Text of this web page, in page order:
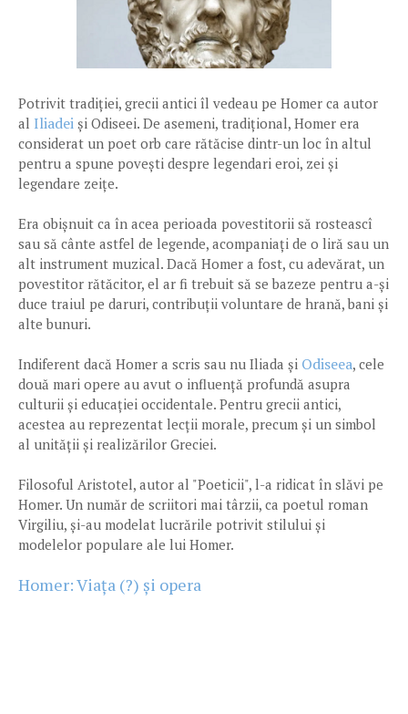
Potrivit tradiției, grecii antici îl vedeau pe Homer ca autor
al Iliadei și Odiseei. De asemeni, tradițional, Homer era
considerat un poet orb care rătăcise dintr-un loc în altul
pentru a spune povești despre legendari eroi, zei și
legendare zeițe.
Era obișnuit ca în acea perioada povestitorii să rosteascî
sau să cânte astfel de legende, acompaniați de o liră sau un
alt instrument muzical. Dacă Homer a fost, cu adevărat, un
povestitor rătăcitor, el ar fi trebuit să se bazeze pentru a-și
duce traiul pe daruri, contribuții voluntare de hrană, bani și
alte bunuri.
Indiferent dacă Homer a scris sau nu Iliada și Odiseea, cele
două mari opere au avut o influență profundă asupra
culturii și educației occidentale. Pentru grecii antici,
acestea au reprezentat lecții morale, precum și un simbol
al unității și realizărilor Greciei.
Filosoful Aristotel, autor al "Poeticii", l-a ridicat în slăvi pe
Homer. Un număr de scriitori mai târzii, ca poetul roman
Virgiliu, și-au modelat lucrările potrivit stilului și
modelelor populare ale lui Homer.
Homer: Viața (?) și opera